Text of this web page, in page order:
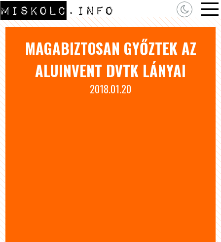
MAGABIZTOSAN GYŐZTEK AZ
ALUINVENT DVTK LÁNYAI
2018.01.20